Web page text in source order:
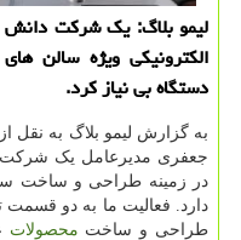
لیمو بلاگ: یک شرکت دانش
الکترونیکی ویژه سالن
دستگاه بی نیاز کرد.
به گزارش لیمو بلاگ به نقل
جعفری مدیرعامل یک شرکت
در زمینه طراحی و ساخت
دارد. فعالیت ما به دو
طراحی و ساخت محصولات